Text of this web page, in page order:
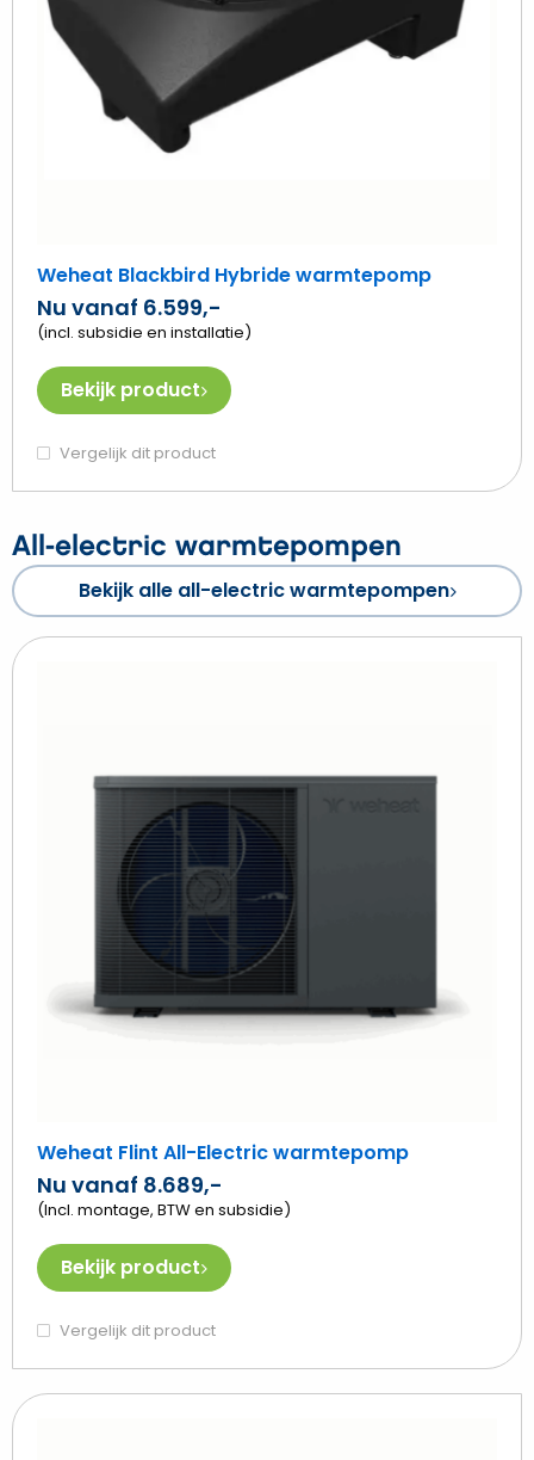
Weheat Blackbird Hybride warmtepomp
Nu vanaf 6.599,-
(incl. subsidie en installatie)
Bekijk product
Vergelijk dit product
All-electric warmtepompen
Bekijk alle all-electric warmtepompen
Weheat Flint All-Electric warmtepomp
Nu vanaf 8.689,-
(Incl. montage, BTW en subsidie)
Bekijk product
Vergelijk dit product